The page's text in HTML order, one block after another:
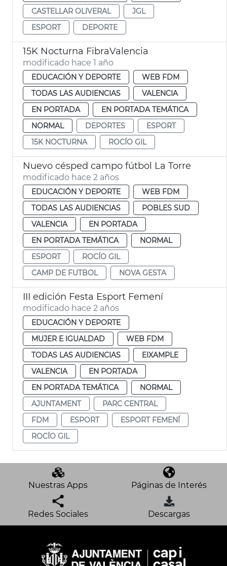
CASTELLAR OLIVERAL
JGL
ESPORT
DEPORTE
15K Nocturna FibraValencia
modificado hace 1 año
EDUCACIÓN Y DEPORTE
WEB FDM
TODAS LAS AUDIENCIAS
VALENCIA
EN PORTADA
EN PORTADA TEMÁTICA
NORMAL
DEPORTES
ESPORT
15K NOCTURNA
ROCÍO GIL
Nuevo césped campo fútbol La Torre
modificado hace 2 años
EDUCACIÓN Y DEPORTE
WEB FDM
TODAS LAS AUDIENCIAS
POBLES SUD
VALENCIA
EN PORTADA
EN PORTADA TEMÁTICA
NORMAL
ESPORT
ROCÍO GIL
CAMP DE FUTBOL
NOVA GESTA
III edición Festa Esport Femení
modificado hace 2 años
EDUCACIÓN Y DEPORTE
MUJER E IGUALDAD
WEB FDM
TODAS LAS AUDIENCIAS
EIXAMPLE
VALENCIA
EN PORTADA
EN PORTADA TEMÁTICA
NORMAL
AJUNTAMENT
PARC CENTRAL
FDM
ESPORT
ESPORT FEMENÍ
ROCÍO GIL
Nuestras Apps Páginas de Interés
Redes Sociales Descargas